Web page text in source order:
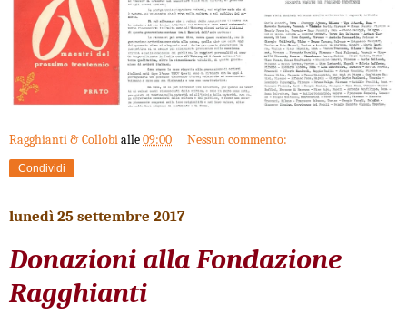
Ragghianti & Collobialle09:00 Nessun commento:
Condividi
lunedì 25 settembre 2017
Donazioni alla Fondazione
Ragghianti